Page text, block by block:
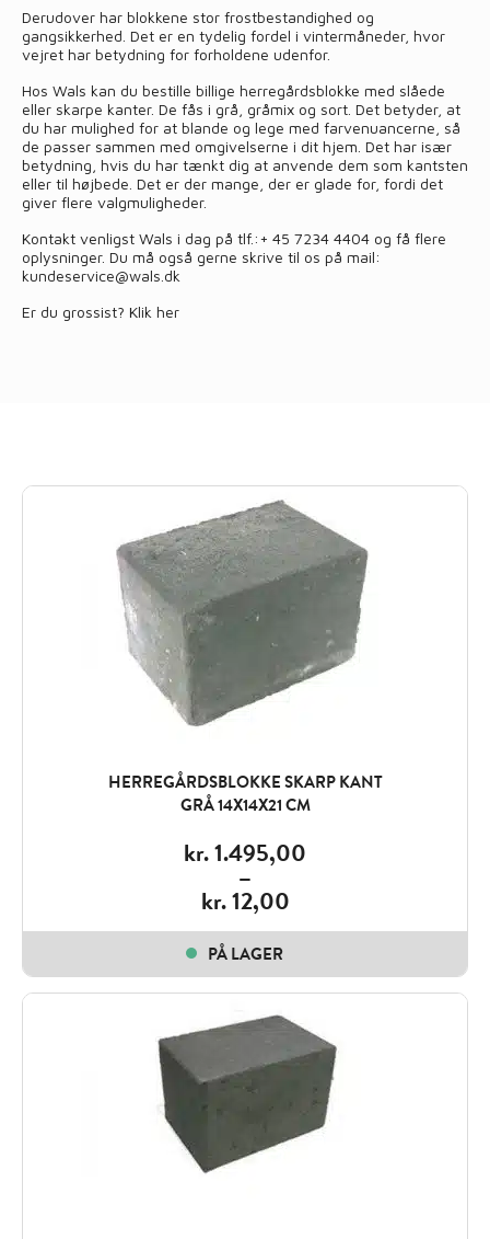
Derudover har blokkene stor frostbestandighed og
gangsikkerhed. Det er en tydelig fordel i vintermåneder, hvor
vejret har betydning for forholdene udenfor.
Hos Wals kan du bestille billige herregårdsblokke med slåede
eller skarpe kanter. De fås i grå, gråmix og sort. Det betyder, at
du har mulighed for at blande og lege med farvenuancerne, så
de passer sammen med omgivelserne i dit hjem. Det har især
betydning, hvis du har tænkt dig at anvende dem som kantsten
eller til højbede. Det er der mange, der er glade for, fordi det
giver flere valgmuligheder.
Kontakt venligst Wals i dag på tlf.:+ 45 7234 4404 og få flere
oplysninger. Du må også gerne skrive til os på mail:
kundeservice@wals.dk
Er du grossist? Klik her
HERREGÅRDSBLOKKE SKARP KANT
GRÅ 14X14X21 CM
kr.12,00
–
kr.1.495,00
Price
through
PÅ LAGER